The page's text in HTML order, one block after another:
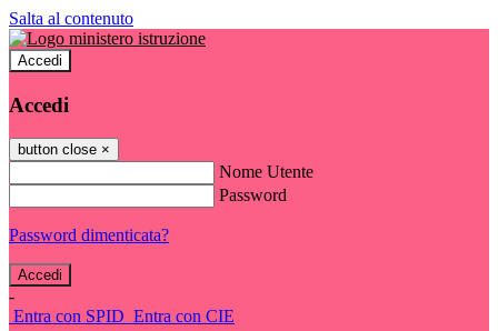
Salta al contenuto
Accedi
Accedi
button close ×
Nome Utente
Password
Password dimenticata?
-
Entra con SPID Entra con CIE